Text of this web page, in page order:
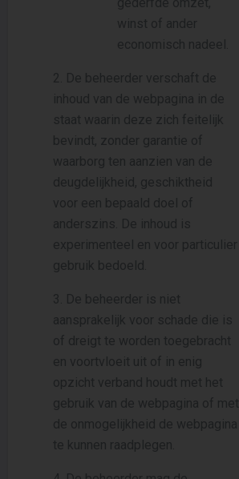
winst of ander
economisch nadeel.
2. De beheerder verschaft de
inhoud van de webpagina in de
staat waarin deze zich feitelijk
bevindt, zonder garantie of
waarborg ten aanzien van de
deugdelijkheid, geschiktheid
voor een bepaald doel of
anderszins. De inhoud is
experimenteel en voor particulier
gebruik bedoeld.
3. De beheerder is niet
aansprakelijk voor schade die is
of dreigt te worden toegebracht
en voortvloeit uit of in enig
opzicht verband houdt met het
gebruik van de webpagina of met
de onmogelijkheid de webpagina
te kunnen raadplegen.